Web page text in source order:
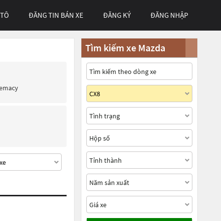
ĐĂNG TIN BÁN XE ĐĂNG KÝ ĐĂNG NHẬP
Tìm kiếm xe Mazda